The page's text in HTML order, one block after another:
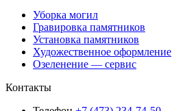
Уборка могил
Гравировка памятников
Установка памятников
Художественное оформление
Озеленение — сервис
Контакты